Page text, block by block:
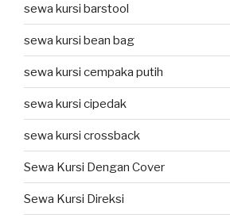
sewa kursi barstool
sewa kursi bean bag
sewa kursi cempaka putih
sewa kursi cipedak
sewa kursi crossback
Sewa Kursi Dengan Cover
Sewa Kursi Direksi